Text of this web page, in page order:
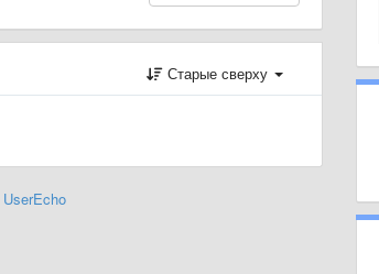
Старые сверху
UserEcho